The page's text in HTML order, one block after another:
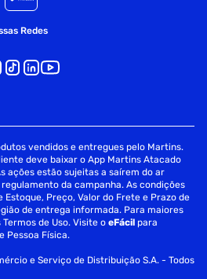
Redes
vendidos e entregues pelo Martins.
deve baixar o App Martins Atacado
ações estão sujeitas a saírem do ar
da campanha. As condições
Preço, Valor do Frete e Prazo de
de entrega informada. Para maiores
de Uso. Visite oeFácil para
Pessoa Física.
e Serviço de Distribuição S.A. - Todos